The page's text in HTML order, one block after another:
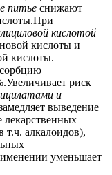
питье снижают
кислотой
кислоты и
кислоты.
риск
и
выведение
лекарственных
алкалоидов),
уменьшает